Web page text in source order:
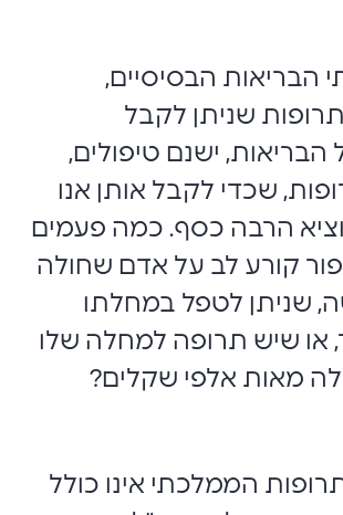
הבריאות הבסיסיים,
שניתן לקבל
ישנם טיפולים,
שכדי לקבל אותן אנו
הרבה כסף. כמה פעמים
קורע לב על אדם שחולה
שניתן לטפל במחלתו
או שיש תרופה למחלה שלו
מאות אלפי שקלים?
הממלכתי אינו כולל